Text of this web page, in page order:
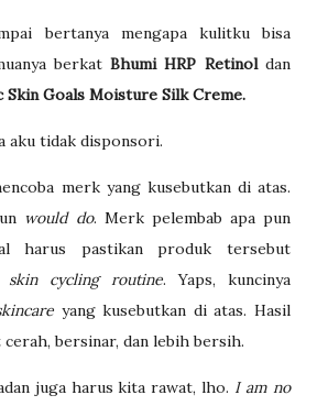
bertanya mengapa kulitku bisa
berkatBhumi HRP Retinoldan
Skin Goals Moisture Silk Creme.
aku tidak disponsori.
merk yang kusebutkan di atas.
would do. Merk pelembab apa pun
harus pastikan produk tersebut
skin cycling routine. Yaps, kuncinya
yang kusebutkan di atas. Hasil
bersinar, dan lebih bersih.
juga harus kita rawat, lho. I am no